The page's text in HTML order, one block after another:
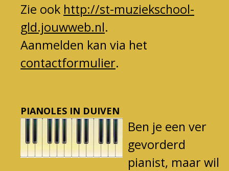
Zie ook http://st-muziekschool-
gld.jouwweb.nl.
Aanmelden kan via het
contactformulier.
PIANOLES IN DUIVEN
Ben je een ver
gevorderd
pianist, maar wil